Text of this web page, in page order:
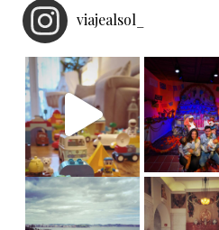
viajealsol_